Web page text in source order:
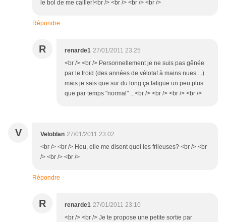
le bol de me cailler!<br /> <br /> <br /> <br />
Répondre
R renarde1 27/01/2011 23:25
<br /> <br /> Personnellement je ne suis pas gênée
par le froid (des années de vélotaf à mains nues ...)
mais je sais que sur du long ça fatigue un peu plus
que par temps "normal" ...<br /> <br /> <br /> <br />
V Veloblan 27/01/2011 23:02
<br /> <br /> Heu, elle me disent quoi les frileuses? <br /> <br
/> <br /> <br />
Répondre
R renarde1 27/01/2011 23:10
<br /> <br /> Je te propose une petite sortie par